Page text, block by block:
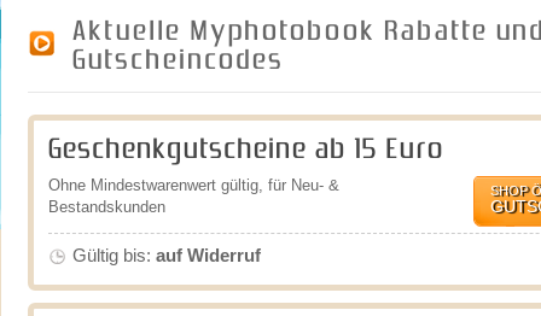
Aktuelle Myphotobook Rabatte
Gutscheincodes
Geschenkgutscheine ab 15 Euro
Ohne Mindestwarenwert gültig, für Neu- &
Bestandskunden
SHOP
Gültig bis: auf Widerruf